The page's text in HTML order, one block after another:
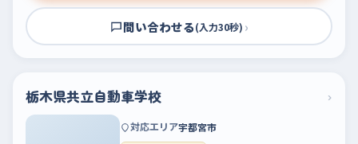
問い合わせる(入力30秒) ›
栃木県共立自動車学校 ›
対応エリア宇都宮市